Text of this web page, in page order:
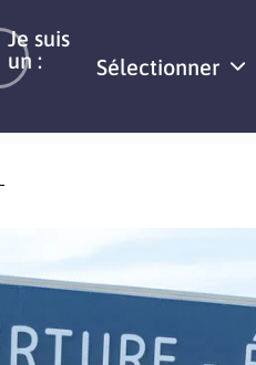
Je suis
un :
Sélectionner